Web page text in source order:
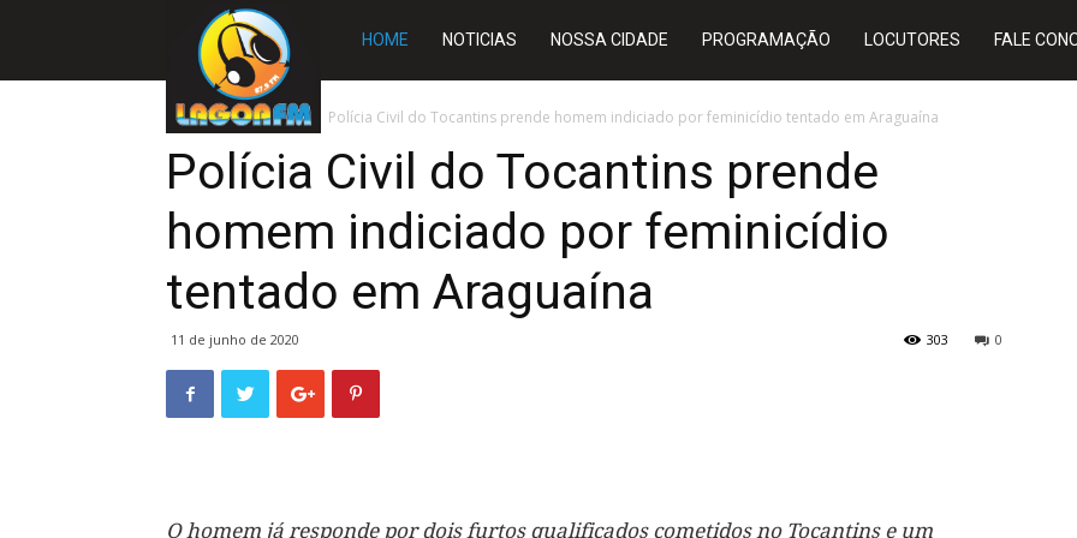
Rádio
Lagoa
FM
HOME NOTICIAS NOSSA CIDADE PROGRAMAÇÃO LOCUTORES FALE
Início TOCANTINS Polícia Civil do Tocantins prende homem indiciado por feminicídio tentado em Araguaína
Polícia Civil do Tocantins prende
homem indiciado por feminicídio
tentado em Araguaína
11 de junho de 2020 0
303
O homem já responde por dois furtos qualificados cometidos no Tocantins e um